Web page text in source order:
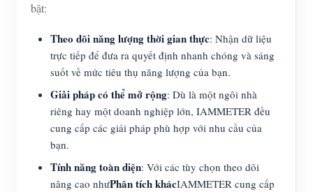
bật:
Theo dõi năng lượng thời gian thực: Nhận dữ liệu
trực tiếp để đưa ra quyết định nhanh chóng và sáng
suốt về mức tiêu thụ năng lượng của bạn.
Giải pháp có thể mở rộng: Dù là một ngôi nhà
riêng hay một doanh nghiệp lớn, IAMMETER đều
cung cấp các giải pháp phù hợp với nhu cầu của
bạn.
Tính năng toàn diện: Với các tùy chọn theo dõi
nâng cao nhưPhân tích khácIAMMETER cung cấp